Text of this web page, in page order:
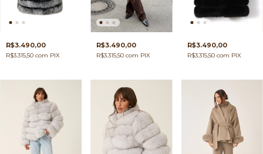
R$3.490,00
R$3.315,50 com PIX
R$3.490,00
R$3.315,50com PIX
R$3.490,00
R$3.315,50 com PIX